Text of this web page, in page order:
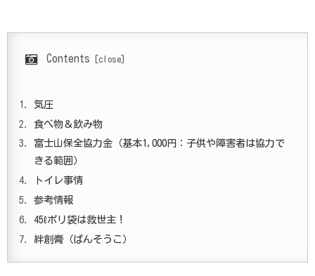
Contents
気圧
食べ物＆飲み物
富士山保全協力金（基本1,000円：子供や障害者は協力で
きる範囲）
トイレ事情
参考情報
45ℓポリ袋は救世主！
絆創膏（ばんそうこ）